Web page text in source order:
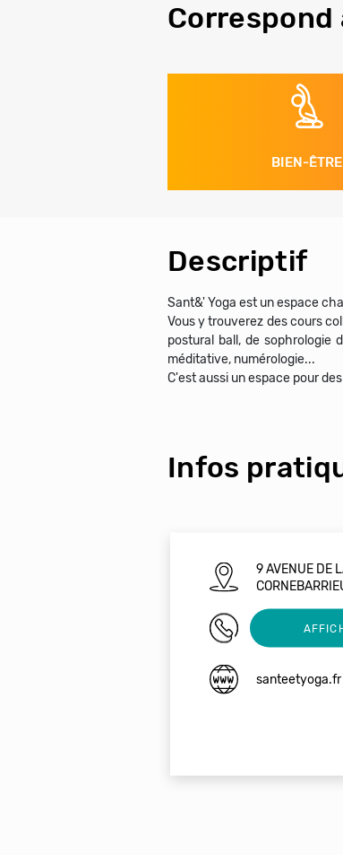
Correspond
BIEN-ÊTRE
Descriptif
Sant&' Yoga est un espace
Vous y trouverez des cours
postural ball, de sophrologie
méditative, numérologie...
Infos
9 AVENUE DE
0606569718
santeetyoga.fr